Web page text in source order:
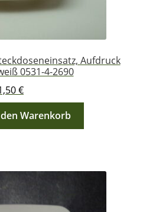
Aufdruck
0531-4-2690
€
Warenkorb